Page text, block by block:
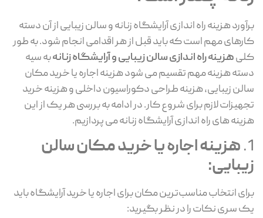
برآورد هزینه راه اندازی آرایشگاه زنانه و سالن زیبایی از آن دسته
کارهای مهم است که باید قبل از هر اقدامی انجام شود. به طور
کلیهزینه راه اندازی سالن زیبایی و آرایشگاه زنانهبه سیه
دسته هزینه مهم تقسیم می شود هزینه اجاره یا خرید مکان
سالن زیبایی، هزینه طراحی دکوراسیون داخلی و هزینه خرید
تجهیزات لازم برای شروع کار. در ادامه به بررسی هر یک از این
هزینه های راه اندازی آرایشگاه زنانه می پردازیم.
1. هزینه اجاره یا خرید مکان سالن
زیبایی:
برای انتخاب مناسب‌ترین مکان برای اجاره یا خرید آرایشگاه باید
یک سری نکات را در نظر بگیرید: